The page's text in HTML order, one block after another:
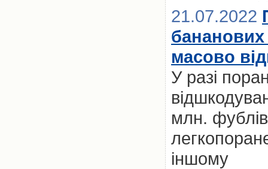
21.07.2022
бананових
масово
У разі
млн.
іншому